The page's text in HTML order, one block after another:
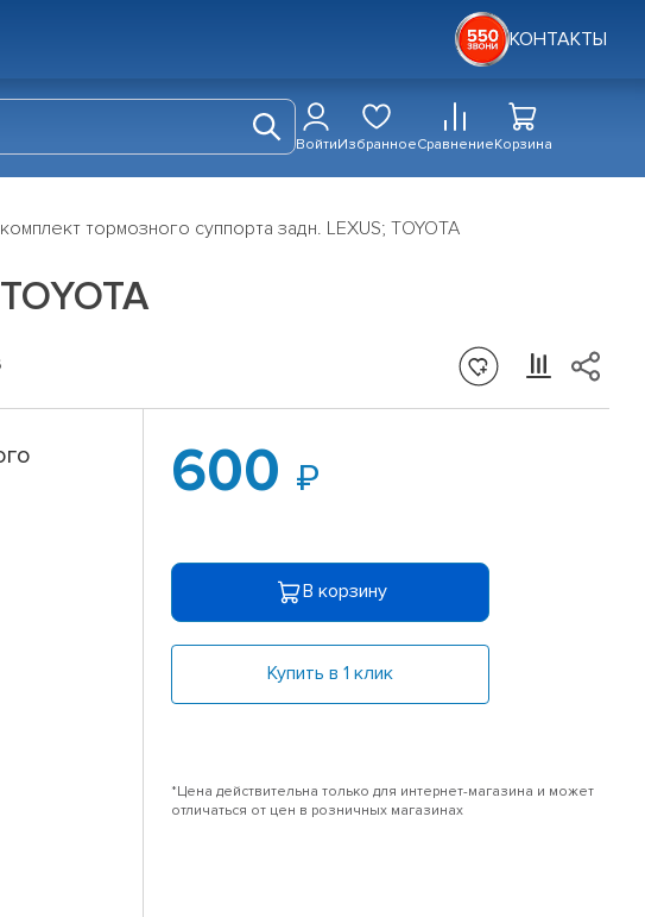
КОНТАКТЫ
ВойтиИзбранноеСравнениеКорзина
тормозного суппорта задн. LEXUS; TOYOTA
600
В корзину
Купить в 1 клик
*Цена действительна только для интернет-магазина и может
отличаться от цен в розничных магазинах